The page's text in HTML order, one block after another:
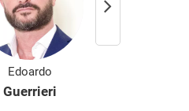
Edoardo
Guerrieri